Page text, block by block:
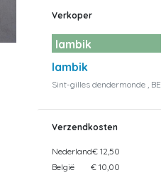
Verkoper
lambik
lambik
Sint-gilles dendermonde , BE
Verzendkosten
Nederland€ 12,50
België
€ 10,00